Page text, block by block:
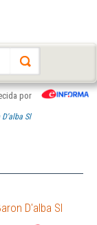
por
D'alba Sl
D'alba Sl